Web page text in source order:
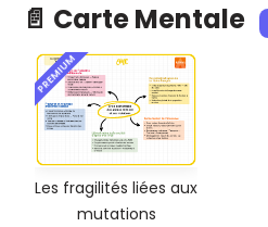
📄 Carte Mentale
PREMIUM
Les fragilités liées aux
mutations